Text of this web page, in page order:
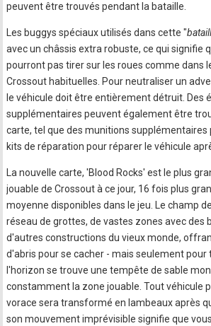
peuvent être trouvés pendant la bataille.
Les buggys spéciaux utilisés dans cette "
avec un châssis extra robuste, ce qui signifie
pourront pas tirer sur les roues comme dans
Crossout habituelles. Pour neutraliser un
le véhicule doit être entièrement détruit. Des
supplémentaires peuvent également être
carte, tel que des munitions supplémentaires
kits de réparation pour réparer le véhicule
La nouvelle carte, 'Blood Rocks' est le plus
jouable de Crossout à ce jour, 16 fois plus
moyenne disponibles dans le jeu. Le champ
réseau de grottes, de vastes zones avec des
d'autres constructions du vieux monde,
d'abris pour se cacher - mais seulement pour
l'horizon se trouve une tempête de sable
constamment la zone jouable. Tout véhicule
vorace sera transformé en lambeaux après
son mouvement imprévisible signifie que